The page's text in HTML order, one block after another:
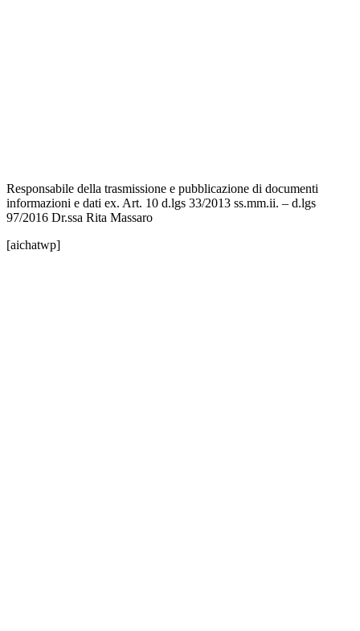
Responsabile della trasmissione e pubblicazione di documenti
informazioni e dati ex. Art. 10 d.lgs 33/2013 ss.mm.ii. – d.lgs
97/2016 Dr.ssa Rita Massaro
[aichatwp]